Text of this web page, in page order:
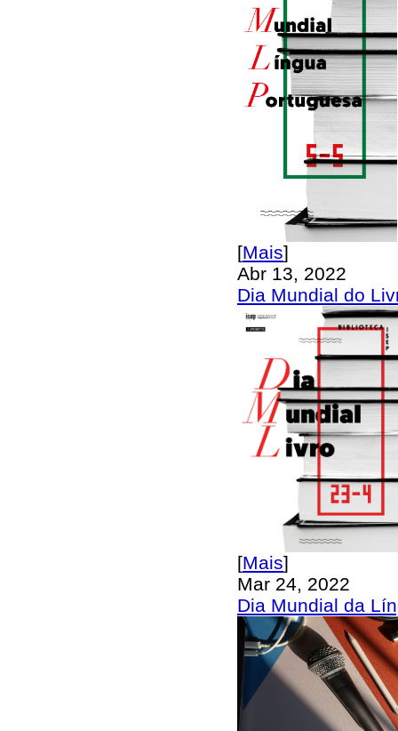
[Mais]
Abr 13, 2022
Dia Mundial do
[Mais]
Mar 24, 2022
Dia Mundial da